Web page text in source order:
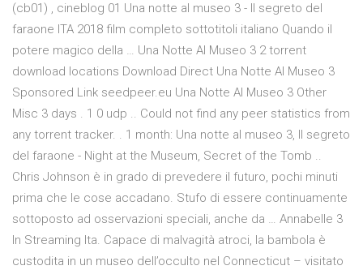
(cb01) , cineblog 01 Una notte al museo 3 - Il segreto del
faraone ITA 2018 film completo sottotitoli italiano Quando il
potere magico della … Una Notte Al Museo 3 2 torrent
download locations Download Direct Una Notte Al Museo 3
Sponsored Link seedpeer.eu Una Notte Al Museo 3 Other
Misc 3 days . 1 0 udp .. Could not find any peer statistics from
any torrent tracker. . 1 month: Una notte al museo 3, Il segreto
del faraone - Night at the Museum, Secret of the Tomb ..
Chris Johnson è in grado di prevedere il futuro, pochi minuti
prima che le cose accadano. Stufo di essere continuamente
sottoposto ad osservazioni speciali, anche da … Annabelle 3
In Streaming Ita. Capace di malvagità atroci, la bambola è
custodita in un museo dell’occulto nel Connecticut – visitato